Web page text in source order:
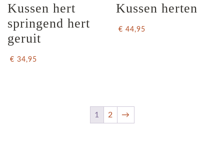
Kussen hert
springend hert
geruit
€ 34,95
Kussen herten
€ 44,95
1 2 →